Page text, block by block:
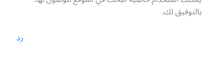
بالتوفيق لك.
رد